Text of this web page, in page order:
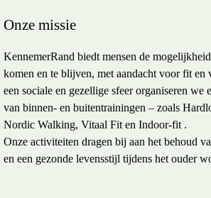
Onze missie
KennemerRand biedt mensen de
komen en te blijven, met aandacht voor fit en
een sociale en gezellige sfeer organiseren we
van binnen- en buitentrainingen – zoals
Nordic Walking, Vitaal Fit en Indoor-fit .
Onze activiteiten dragen bij aan het behoud
en een gezonde levensstijl tijdens het ouder